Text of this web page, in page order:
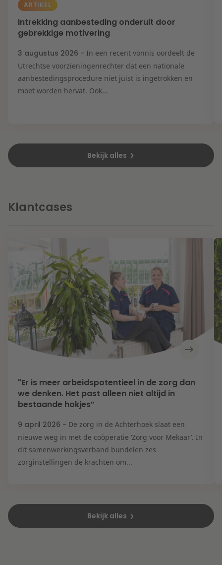
Overheid & Omgeving
Aanbesteding & Mededinging
Aansprakelijkheid & Verzekering
Dichtbij de wendbare onderneming
ARTIKEL
Intrekking aanbesteding onderuit door
gebrekkige motivering
3 augustus 2026 - In een recent vonnis oordeelt de
Utrechtse voorzieningenrechter dat een nationale
aanbestedingsprocedure niet juist is ingetrokken en
moet worden hervat. Ook...
Bekijk alles
Klantcases
"Er is meer arbeidspotentieel in de zorg dan
we denken. Het past alleen niet altijd in
bestaande hokjes”
9 april 2026 - De zorg in de Achterhoek slaat een
nieuwe weg in met de coöperatie ‘Zorg voor Mekaar’. In
dit samenwerkingsverband bundelen zes
zorginstellingen de krachten om...
Bekijk alles